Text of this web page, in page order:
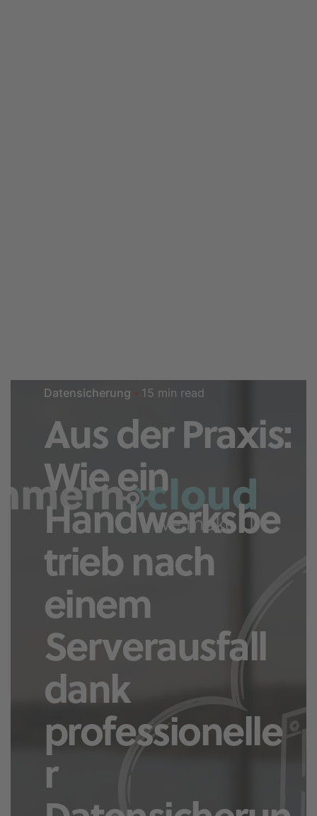
Datensicherung 15 min read
Aus der Praxis:
Wie ein
Handwerksbe
trieb nach
einem
Serverausfall
dank
professionelle
r